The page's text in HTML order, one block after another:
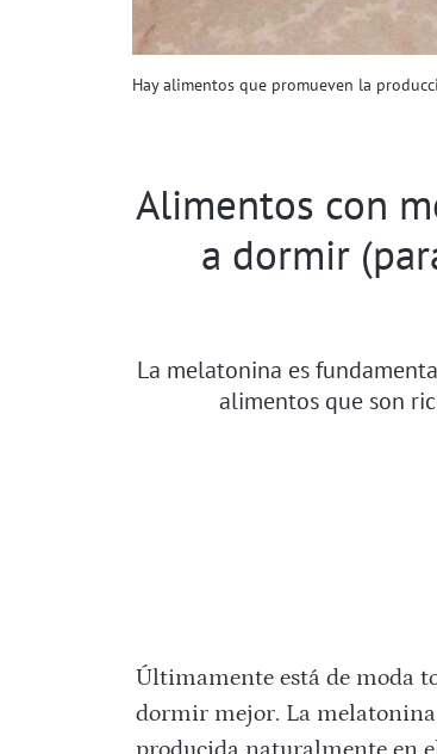
Hay alimentos que promueven la
Alimentos con
a dormir
La melatonina es
alimentos que son
Últimamente está de moda
dormir mejor. La